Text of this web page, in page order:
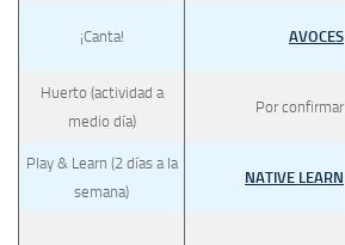
¡Canta! AVOCES
Huerto (actividad a
medio día)
Por confirmar
Play & Learn (2 días a la
semana)
NATIVE LEARN